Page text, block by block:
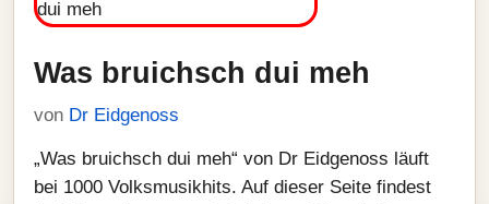
Was bruichsch dui meh
von Dr Eidgenoss
„Was bruichsch dui meh“ von Dr Eidgenoss läuft
bei 1000 Volksmusikhits. Auf dieser Seite findest